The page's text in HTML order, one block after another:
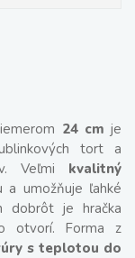
24 cm je
tort a
Veľmi kvalitný
a umožňuje ľahké
dobrôt je hračka
otvorí. Forma z
s teplotou do